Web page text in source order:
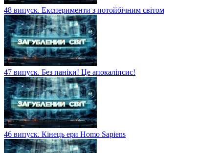
48 випуск. Експерименти з потойбічним світом
47 випуск. Без паніки! Це апокаліпсис!
46 випуск. Кінець ери Homo Sapiens